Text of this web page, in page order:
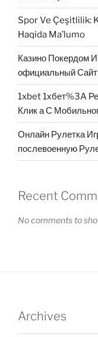
Spor Ve Çeşitlilik:
Haqida Ma’lumo
Казино Покердом
официальный
1xbet 1хбет%3A
Клик а С
Онлайн Рулетка
послевоенную
Recent
No comments to
Archives